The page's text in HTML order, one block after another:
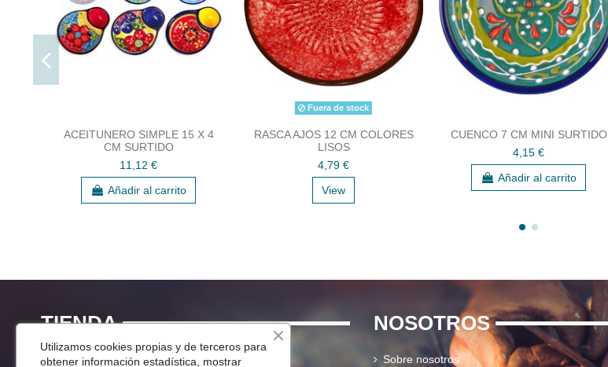
ACEITUNERO SIMPLE 15 X 4
CM SURTIDO
11,12 €
Añadir al carrito
Fuera de stock
RASCA AJOS 12 CM COLORES
LISOS
4,79 €
View
CUENCO 7 CM MINI SURTIDO
4,15 €
Añadir al carrito
TIENDA
Menaje Mesa
NOSOTROS
Sobre nosotros
Utilizamos cookies propias y de terceros para
obtener información estadística, mostrar